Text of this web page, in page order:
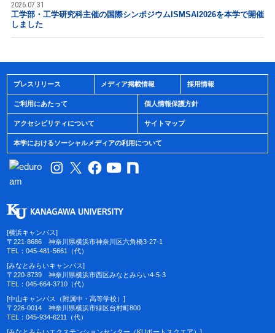
2026.07.31
工学部・工学研究科主催の国際シンポジウムISMSAI2026を本学で開催
しました
プレスリリース メディア掲載情報 採用情報
ご利用にあたって 個人情報保護方針
アクセシビリティについて サイトマップ
本学におけるソーシャルメディアの利用について
[横浜キャンパス]
〒221-8686 神奈川県横浜市神奈川区六角橋3-27-1
TEL：045-481-5661（代）
[みなとみらいキャンパス]
〒220-8739 神奈川県横浜市西区みなとみらい4-5-3
TEL：045-664-3710（代）
[中山キャンパス（附属中・高等学校）]
〒226-0014 神奈川県横浜市緑区台村町800
TEL：045-934-6211（代）